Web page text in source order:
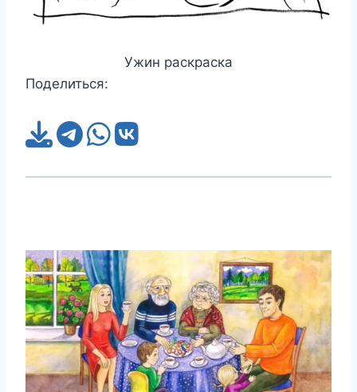
Ужин раскраска
Поделиться: